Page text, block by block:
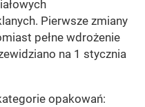
Pierwsze zmiany
pełne wdrożenie
na 1 stycznia
opakowań: